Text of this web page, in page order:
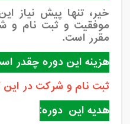
خیر، تنها پیش نیاز
موفقیت و ثبت نام
مقرر است.
هزینه این دوره چقدر
ثبت نام و شرکت در
هدیه این دوره: